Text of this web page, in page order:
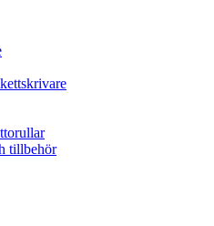
tillbehör